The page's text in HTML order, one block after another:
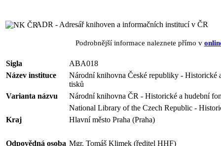
ADR - Adresář knihoven a informačních institucí v ČR
Podrobnější informace naleznete přímo v
Sigla
ABA018
Název instituce
Národní knihovna České republiky - Historické
tisků
Varianta názvu
Národní knihovna ČR - Historické a hudební
National Library of the Czech Republic -
Kraj
Hlavní město Praha (Praha)
Odpovědná osoba Mgr. Tomáš Klimek (ředitel HHF)